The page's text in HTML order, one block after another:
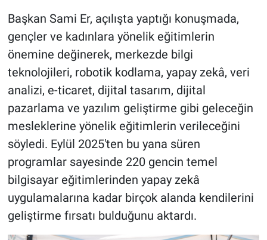
Başkan Sami Er, açılışta yaptığı konuşmada,
gençler ve kadınlara yönelik eğitimlerin
önemine değinerek, merkezde bilgi
teknolojileri, robotik kodlama, yapay zekâ, veri
analizi, e-ticaret, dijital tasarım, dijital
pazarlama ve yazılım geliştirme gibi geleceğin
mesleklerine yönelik eğitimlerin verileceğini
söyledi. Eylül 2025'ten bu yana süren
programlar sayesinde 220 gencin temel
bilgisayar eğitimlerinden yapay zekâ
uygulamalarına kadar birçok alanda kendilerini
geliştirme fırsatı bulduğunu aktardı.